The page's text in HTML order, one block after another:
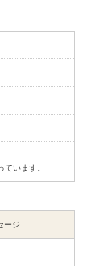
います。
ージ